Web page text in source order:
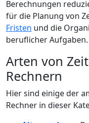
Berechnungen
für die Planung von
Fristen und die
beruflicher Aufgaben.
Arten von
Rechnern
Hier sind einige der
Rechner in dieser